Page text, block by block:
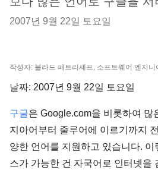
2007년 9월 22일 토요일
작성자: 블라드 패트리셰프, 소프트웨어 엔지니
날짜: 2007년 9월 22일 토요일
구글은 Google.com을 비롯하여 많
지아어부터 줄루어에 이르기까지
양한 언어를 지원하고 있습니다. 이
스가 가능한 건 자국어로 인터넷을